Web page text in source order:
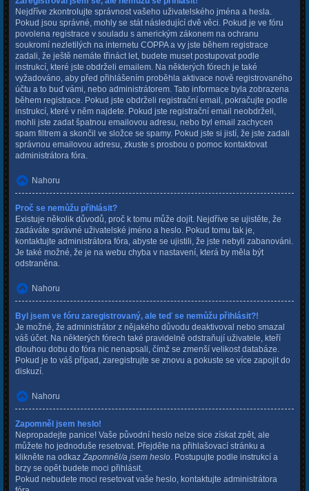
Nejdříve zkontrolujte správnost vašeho uživatelského jména a hesla.
Pokud jsou správné, mohly se stát následující dvě věci. Pokud je ve fóru
povolena registrace v souladu s americkým zákonem na ochranu
soukromí nezletilých na internetu COPPA a vy jste během registrace
zadali, že ještě nemáte třináct let, budete muset postupovat podle
instrukcí, které jste obdrželi emailem. Na některých fórech je také
vyžadováno, aby před přihlášením proběhla aktivace nově registrovaného
účtu a to buď vámi, nebo administrátorem. Tato informace byla zobrazena
během registrace. Pokud jste obdrželi registrační email, pokračujte podle
instrukcí, které v něm najdete. Pokud jste registrační email neobdrželi,
mohli jste zadat špatnou emailovou adresu, nebo byl email zachycen
spam filtrem a skončil ve složce se spamy. Pokud jste si jistí, že jste zadali
správnou emailovou adresu, zkuste s prosbou o pomoc kontaktovat
administrátora fóra.
Nahoru
Proč se nemůžu přihlásit?
Existuje několik důvodů, proč k tomu může dojít. Nejdříve se ujistěte, že
zadáváte správné uživatelské jméno a heslo. Pokud tomu tak je,
kontaktujte administrátora fóra, abyste se ujistili, že jste nebyli zabanováni.
Je také možné, že je na webu chyba v nastavení, která by měla být
odstraněna.
Nahoru
Byl jsem ve fóru zaregistrovaný, ale teď se nemůžu přihlásit?!
Je možné, že administrátor z nějakého důvodu deaktivoval nebo smazal
váš účet. Na některých fórech také pravidelně odstraňují uživatele, kteří
dlouhou dobu do fóra nic nenapsali, čímž se zmenší velikost databáze.
Pokud je to váš případ, zaregistrujte se znovu a pokuste se více zapojit do
diskuzí.
Nahoru
Zapomněl jsem heslo!
Nepropadejte panice! Vaše původní heslo nelze sice získat zpět, ale
můžete ho jednoduše resetovat. Přejděte na přihlašovací stránku a
klikněte na odkaz Zapomněl/a jsem heslo . Postupujte podle instrukcí a
brzy se opět budete moci přihlásit.
Pokud nebudete moci resetovat vaše heslo, kontaktujte administrátora